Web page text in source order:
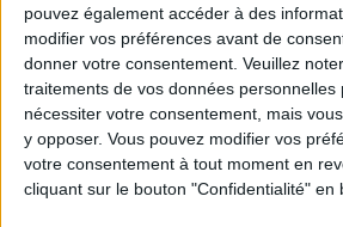
pouvez également accéder à des
modifier vos préférences avant de
donner votre consentement. Veuillez
traitements de vos données personnelles
nécessiter votre consentement, mais
y opposer. Vous pouvez modifier vos
votre consentement à tout moment en
cliquant sur le bouton "Confidentialité" en
QUE PENSER DE LA DERNIÈRE SAISON DE THE